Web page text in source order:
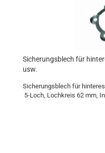
Sicherungsblech für
usw.
Sicherungsblech für
5-Loch, Lochkreis 62 mm,